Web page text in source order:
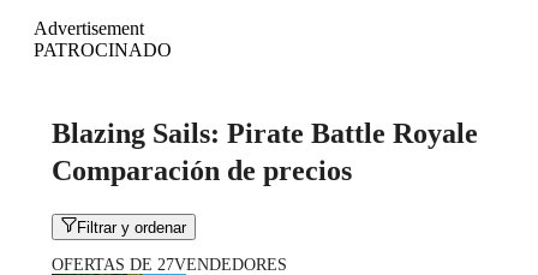
Advertisement
PATROCINADO
Blazing Sails: Pirate Battle Royale
Comparación de precios
Filtrar y ordenar
OFERTAS DE 27VENDEDORES